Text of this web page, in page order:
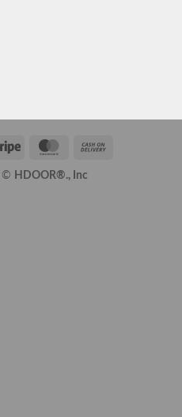
Stripe MasterCard
© HDOOR®., Inc